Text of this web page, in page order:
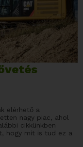
elérhető a
nagy piac, ahol
cikkünkben
hogy mit is tud ez a